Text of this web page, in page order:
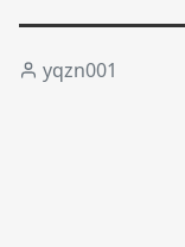
yqzn001